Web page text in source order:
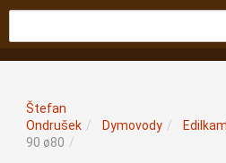
Štefan
Ondrušek / Dymovody /
90 ø80 /